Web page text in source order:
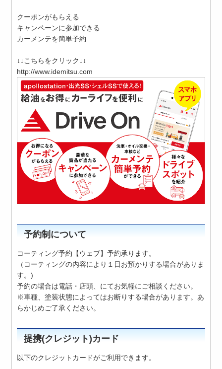
クーポンがもらえる
キャンペーンに参加できる
カーメンテを簡単予約
↓↓こちらをクリック↓↓
http://www.idemitsu.com
予約制について
コーティング予約【ウェブ】予約承ります。
（コーティングの内容により１日お預かりする場合がありま
す。)
予約の場合は電話・店頭、にてお気軽にご相談ください。
※車種、塗装状態によってはお断りする場合があります。あ
らかじめご了承ください。
提携(クレジット)カード
以下のクレジットカードがご利用できます。